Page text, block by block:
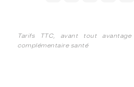
Tarifs TTC, avant tout
complémentaire santé